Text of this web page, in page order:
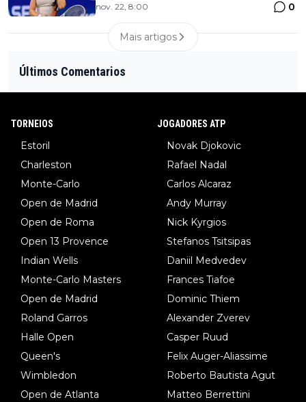
nov. 22, 8:00 0
Mais artigos
Últimos Comentarios
TORNEIOS
Estoril
Charleston
Monte-Carlo
Open de Madrid
Open de Roma
Open 13 Provence
Indian Wells
Monte-Carlo Masters
Open de Madrid
Roland Garros
Halle Open
Queen's
Wimbledon
Open de Atlanta
JOGADORES ATP
Novak Djokovic
Rafael Nadal
Carlos Alcaraz
Andy Murray
Nick Kyrgios
Stefanos Tsitsipas
Daniil Medvedev
Frances Tiafoe
Dominic Thiem
Alexander Zverev
Casper Ruud
Felix Auger-Aliassime
Roberto Bautista Agut
Matteo Berrettini